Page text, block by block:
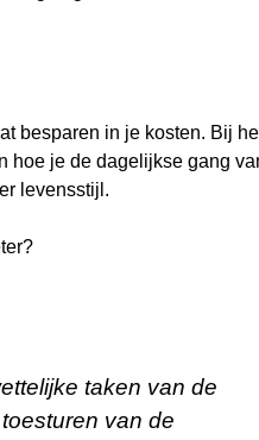
besparen in je kosten. Bij
hoe je de dagelijkse gang
levensstijl.
taken van de
van de